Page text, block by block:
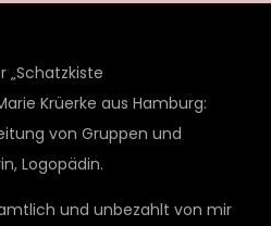
„Schatzkiste
Krüerke aus Hamburg:
von Gruppen und
Logopädin.
und unbezahlt von mir